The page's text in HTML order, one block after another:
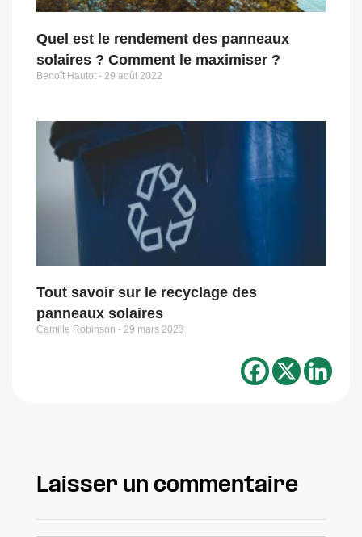
Quel est le rendement des panneaux
solaires ? Comment le maximiser ?
Benoît Hautot 29 août 2022
Tout savoir sur le recyclage des
panneaux solaires
Camille Robinson 29 mars 2023
Laisser un commentaire